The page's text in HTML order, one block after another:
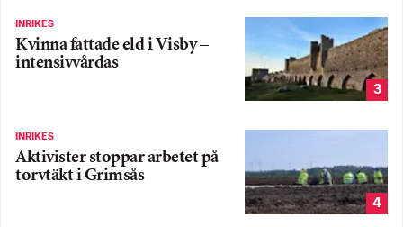
INRIKES
Kvinna fattade eld i Visby –
intensivvårdas
3
INRIKES
Aktivister stoppar arbetet på
torvtäkt i Grimsås
4